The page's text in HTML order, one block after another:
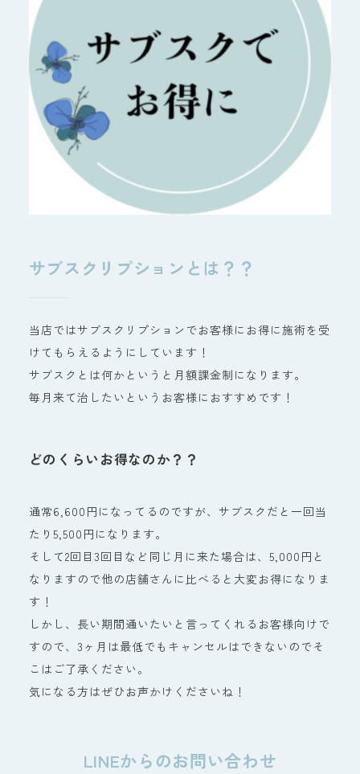
サブスクリプションとは？？
当店ではサブスクリプションでお客様にお得に施術を受
けてもらえるようにしています！
サブスクとは何かというと月額課金制になります。
毎月来て治したいというお客様におすすめです！
どのくらいお得なのか？？
通常6,600円になってるのですが、サブスクだと一回当
たり5,500円になります。
そして2回目3回目など同じ月に来た場合は、5,000円と
なりますので他の店舗さんに比べると大変お得になりま
す！
しかし、長い期間通いたいと言ってくれるお客様向けで
すので、3ヶ月は最低でもキャンセルはできないのでそ
こはご了承ください。
気になる方はぜひお声かけくださいね！
LINEからのお問い合わせ